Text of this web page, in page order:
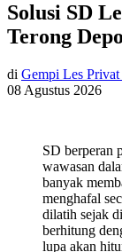
Solusi SD
Terong
di Gempi Les
08 Agustus 2026
SD berperan
wawasan
banyak
menghafal
dilatih sejak
berhitung
lupa akan